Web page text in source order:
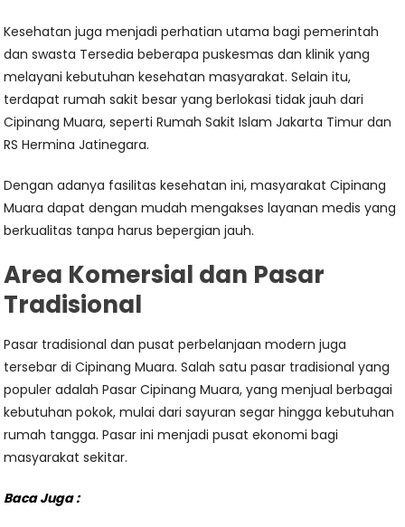
Kesehatan juga menjadi perhatian utama bagi pemerintah
dan swasta Tersedia beberapa puskesmas dan klinik yang
melayani kebutuhan kesehatan masyarakat. Selain itu,
terdapat rumah sakit besar yang berlokasi tidak jauh dari
Cipinang Muara, seperti Rumah Sakit Islam Jakarta Timur dan
RS Hermina Jatinegara.
Dengan adanya fasilitas kesehatan ini, masyarakat Cipinang
Muara dapat dengan mudah mengakses layanan medis yang
berkualitas tanpa harus bepergian jauh.
Area Komersial dan Pasar
Tradisional
Pasar tradisional dan pusat perbelanjaan modern juga
tersebar di Cipinang Muara. Salah satu pasar tradisional yang
populer adalah Pasar Cipinang Muara, yang menjual berbagai
kebutuhan pokok, mulai dari sayuran segar hingga kebutuhan
rumah tangga. Pasar ini menjadi pusat ekonomi bagi
masyarakat sekitar.
Baca Juga :